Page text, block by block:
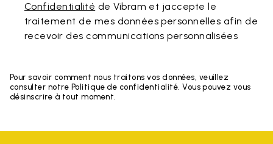
Confidentialité de Vibram et jaccepte le
traitement de mes données personnelles afin de
recevoir des communications personnalisées
Pour savoir comment nous traitons vos données, veuillez
consulter notre Politique de confidentialité. Vous pouvez vous
désinscrire à tout moment.